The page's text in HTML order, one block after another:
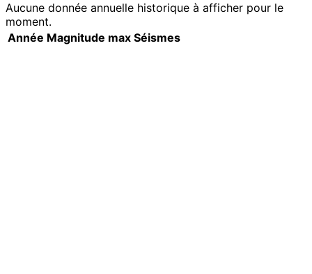
Aucune donnée annuelle historique à afficher pour le
moment.
Année Magnitude max Séismes